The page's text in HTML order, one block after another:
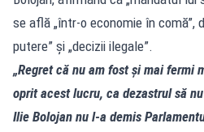
se află „într-o economie în comă”,
putere” și „decizii ilegale”.
„Regret că nu am fost și mai fermi
oprit acest lucru, ca dezastrul să
Ilie Bolojan nu l-a demis